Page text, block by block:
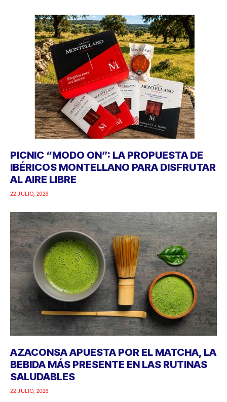
PICNIC “MODO ON”: LA PROPUESTA DE
IBÉRICOS MONTELLANO PARA DISFRUTAR
AL AIRE LIBRE
22 JULIO, 2026
AZACONSA APUESTA POR EL MATCHA, LA
BEBIDA MÁS PRESENTE EN LAS RUTINAS
SALUDABLES
22 JULIO, 2026